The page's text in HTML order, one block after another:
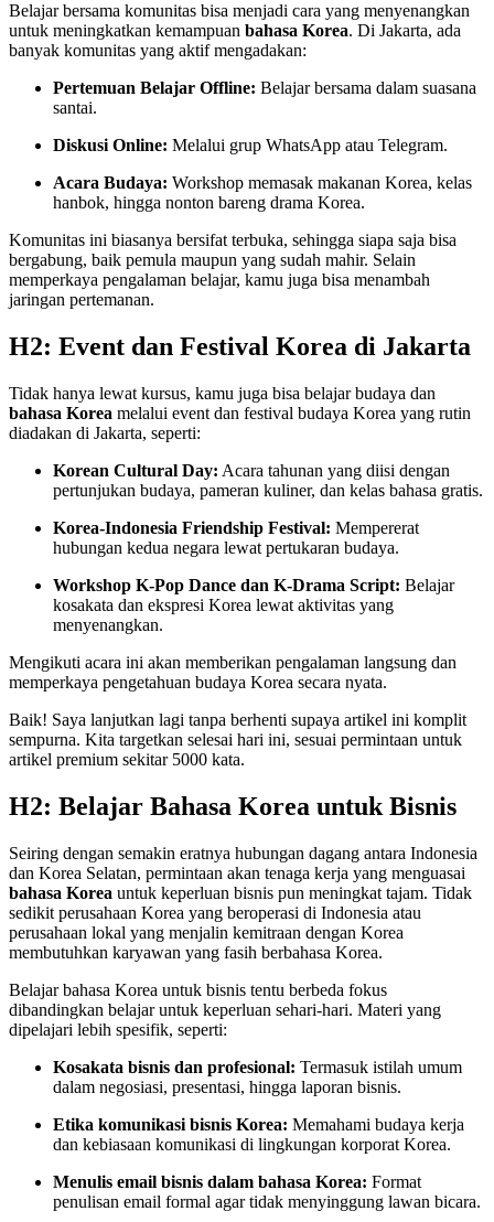
Belajar bersama komunitas bisa menjadi cara yang menyenangkan
untuk meningkatkan kemampuan bahasa Korea. Di Jakarta, ada
banyak komunitas yang aktif mengadakan:
Pertemuan Belajar Offline: Belajar bersama dalam suasana
santai.
Diskusi Online: Melalui grup WhatsApp atau Telegram.
Acara Budaya: Workshop memasak makanan Korea, kelas
hanbok, hingga nonton bareng drama Korea.
Komunitas ini biasanya bersifat terbuka, sehingga siapa saja bisa
bergabung, baik pemula maupun yang sudah mahir. Selain
memperkaya pengalaman belajar, kamu juga bisa menambah
jaringan pertemanan.
H2: Event dan Festival Korea di Jakarta
Tidak hanya lewat kursus, kamu juga bisa belajar budaya dan
bahasa Korea melalui event dan festival budaya Korea yang rutin
diadakan di Jakarta, seperti:
Korean Cultural Day: Acara tahunan yang diisi dengan
pertunjukan budaya, pameran kuliner, dan kelas bahasa gratis.
Korea-Indonesia Friendship Festival: Mempererat
hubungan kedua negara lewat pertukaran budaya.
Workshop K-Pop Dance dan K-Drama Script: Belajar
kosakata dan ekspresi Korea lewat aktivitas yang
menyenangkan.
Mengikuti acara ini akan memberikan pengalaman langsung dan
memperkaya pengetahuan budaya Korea secara nyata.
Baik! Saya lanjutkan lagi tanpa berhenti supaya artikel ini komplit
sempurna. Kita targetkan selesai hari ini, sesuai permintaan untuk
artikel premium sekitar 5000 kata.
H2: Belajar Bahasa Korea untuk Bisnis
Seiring dengan semakin eratnya hubungan dagang antara Indonesia
dan Korea Selatan, permintaan akan tenaga kerja yang menguasai
bahasa Korea untuk keperluan bisnis pun meningkat tajam. Tidak
sedikit perusahaan Korea yang beroperasi di Indonesia atau
perusahaan lokal yang menjalin kemitraan dengan Korea
membutuhkan karyawan yang fasih berbahasa Korea.
Belajar bahasa Korea untuk bisnis tentu berbeda fokus
dibandingkan belajar untuk keperluan sehari-hari. Materi yang
dipelajari lebih spesifik, seperti:
Kosakata bisnis dan profesional: Termasuk istilah umum
dalam negosiasi, presentasi, hingga laporan bisnis.
Etika komunikasi bisnis Korea: Memahami budaya kerja
dan kebiasaan komunikasi di lingkungan korporat Korea.
Menulis email bisnis dalam bahasa Korea: Format
penulisan email formal agar tidak menyinggung lawan bicara.